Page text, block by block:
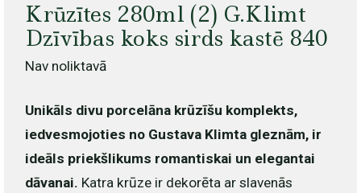
Krūzītes 280ml (2) G.Klimt
Dzīvības koks sirds kastē 840
Nav noliktavā
Unikāls divu porcelāna krūzīšu komplekts,
iedvesmojoties no Gustava Klimta gleznām, ir
ideāls priekšlikums romantiskai un elegantai
dāvanai. Katra krūze ir dekorēta ar slavenās